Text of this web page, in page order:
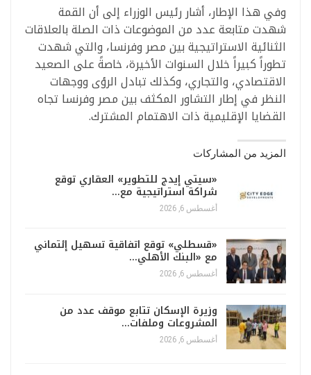
وفي هذا الإطار، أشار رئيس الوزراء إلى أن القمة
شهدت متابعة عدد من الموضوعات ذات الصلة بالعلاقات
الثنائية الاستراتيجية بين مصر وفرنسا، والتي شهدت
تطوراً كبيراً خلال السنوات الأخيرة، خاصةً على الصعيد
الاقتصادي، والتجاري، وكذلك تبادل الرؤى ووجهات
النظر في إطار التشاور المكثف بين مصر وفرنسا تجاه
القضايا الإقليمية ذات الاهتمام المشترك.
المزيد من المشاركات
«سيتي إيدج للتطوير» العقاري توقع
شراكة استراتيجية مع…
أغسطس 6, 2026
«قسطلي» توقع اتفاقية تسهيل إئتماني
مع «البنك الأهلي…
أغسطس 6, 2026
وزيرة الإسكان تتابع موقف عدد من
المشروعات وملفات…
أغسطس 6, 2026